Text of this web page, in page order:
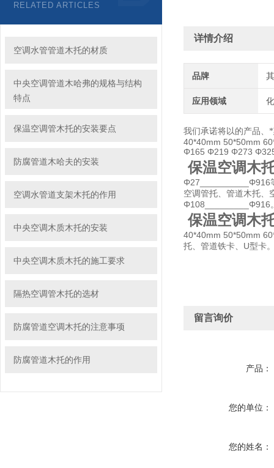
RELATED ARTICLES
空调水管管道木托的材质
中央空调管道木哈弗的规格与结构
特点
保温空调管木托的安装要点
防腐管道木哈夫的安装
空调水管道支架木托的作用
中央空调木质木托的安装
中央空调木质木托的施工要求
隔热空调管木托的选材
防腐管道空调木托的注意事项
防腐管道木托的作用
详情介绍
品牌
应用领域
我们承诺将以的产品、
40*40mm 50*50mm
Φ165 Φ219 Φ273
保温空调木
Φ27__________Φ916
空调管托、管道木托
Φ108_________Φ916
保温空调木
40*40mm 50*50mm
托、管道铁卡、U型卡
留言询价
产品：
您的单位：
您的姓名：